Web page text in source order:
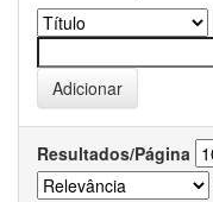
Resultados/Página